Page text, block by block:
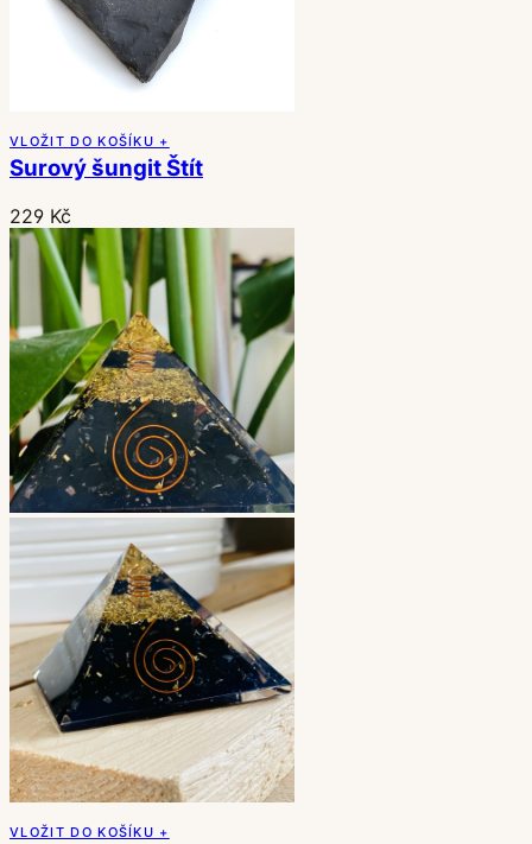
VLOŽIT DO KOŠÍKU +
Surový šungit Štít
229 Kč
VLOŽIT DO KOŠÍKU +